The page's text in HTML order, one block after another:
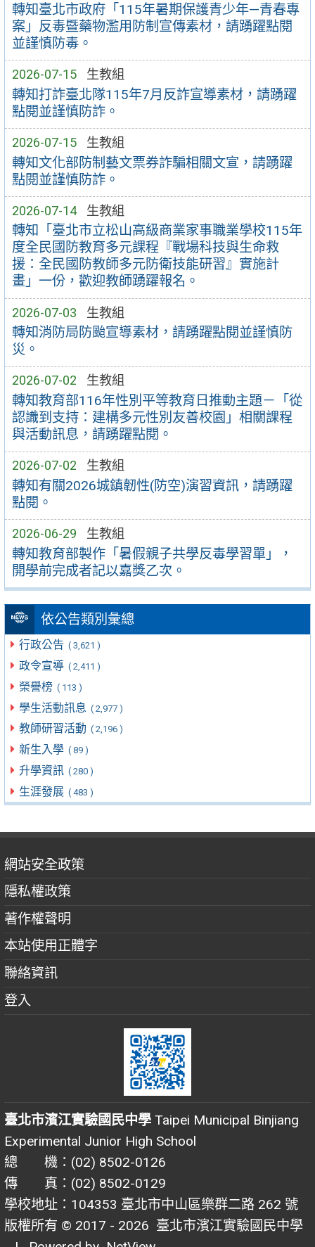
轉知臺北市政府「115年暑期保護青少年—青春專
案」反毒暨藥物濫用防制宣傳素材，請踴躍點閱
並謹慎防毒。
2026-07-15 生教組
轉知打詐臺北隊115年7月反詐宣導素材，請踴躍
點閱並謹慎防詐。
2026-07-15 生教組
轉知文化部防制藝文票券詐騙相關文宣，請踴躍
點閱並謹慎防詐。
2026-07-14 生教組
轉知「臺北市立松山高級商業家事職業學校115年
度全民國防教育多元課程『戰場科技與生命救
援：全民國防教師多元防衛技能研習』實施計
畫」一份，歡迎教師踴躍報名。
2026-07-03 生教組
轉知消防局防颱宣導素材，請踴躍點閱並謹慎防
災。
2026-07-02 生教組
轉知教育部116年性別平等教育日推動主題－「從
認識到支持：建構多元性別友善校園」相關課程
與活動訊息，請踴躍點閱。
2026-07-02 生教組
轉知有關2026城鎮韌性(防空)演習資訊，請踴躍
點閱。
2026-06-29 生教組
轉知教育部製作「暑假親子共學反毒學習單」，
開學前完成者記以嘉獎乙次。
依公告類別彙總
行政公告 ( 3,621 )
政令宣導 ( 2,411 )
榮譽榜 ( 113 )
學生活動訊息 ( 2,977 )
教師研習活動 ( 2,196 )
新生入學 ( 89 )
升學資訊 ( 280 )
生涯發展 ( 483 )
網站安全政策
隱私權政策
著作權聲明
本站使用正體字
聯絡資訊
登入
臺北市濱江實驗國民中學 Taipei Municipal Binjiang
Experimental Junior High School
總 機：(02) 8502-0126
傳 真：(02) 8502-0129
學校地址：104353 臺北市中山區樂群二路 262 號
版權所有 © 2017 - 2026 臺北市濱江實驗國民中學